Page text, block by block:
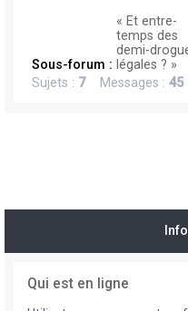
Sous-forum :
« Et entre-
temps des
demi-
légales ? »
Sujets : 7Messages : 45
Qui est en ligne